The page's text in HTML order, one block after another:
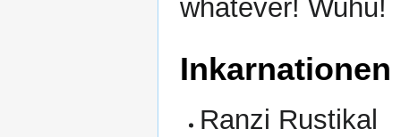
whatever! Wuhu!
Inkarnationen
Ranzi Rustikal